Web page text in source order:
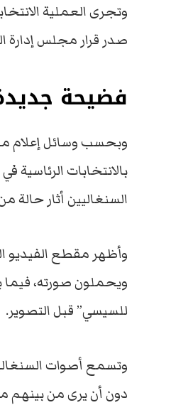
صدر قرار مجلس إدارة الهيئة الوطنية
فضيحة
وبحسب وسائل إعلام
بالانتخابات
السنغاليين أثار
وأظهر مقطع الفيديو
ويحملون صورته،
للسيسي” قبل التصوير.
وتسمع أصوات
دون أن يرى من بينهم